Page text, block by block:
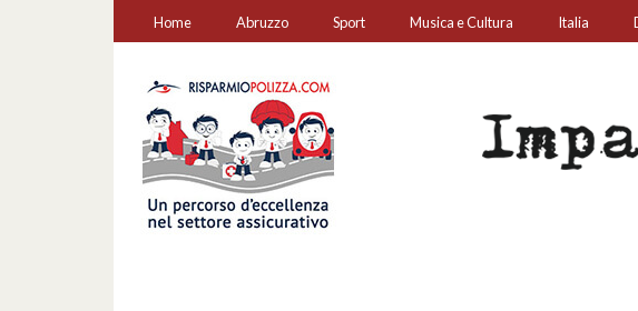
Home Abruzzo Sport Musica e Cultura Italia